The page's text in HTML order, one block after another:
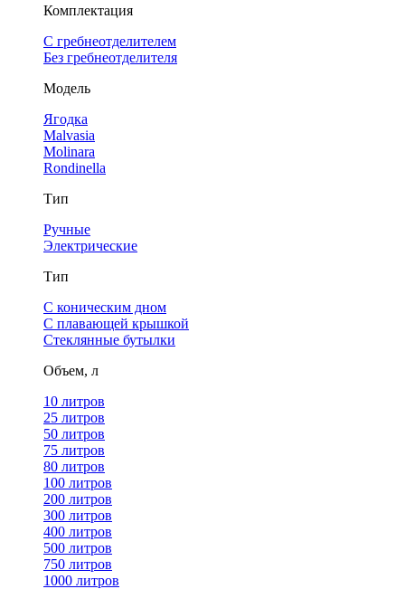
Комплектация
С гребнеотделителем
Без гребнеотделителя
Модель
Ягодка
Malvasia
Molinara
Rondinella
Тип
Ручные
Электрические
Тип
С коническим дном
С плавающей крышкой
Стеклянные бутылки
Объем, л
10 литров
25 литров
50 литров
75 литров
80 литров
100 литров
200 литров
300 литров
400 литров
500 литров
750 литров
1000 литров